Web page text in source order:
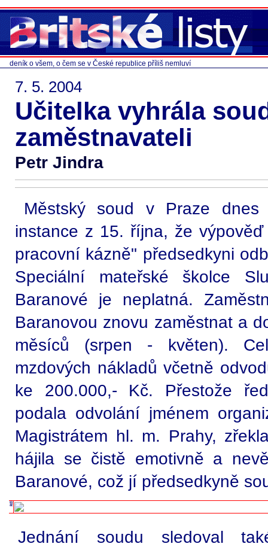
deník o všem, o čem se v České republice příliš nemluví
7. 5. 2004
Učitelka vyhrála
zaměstnavateli
Petr Jindra
Městský soud v Praze dnes
instance z 15. října, že
pracovní kázně" předsedkyni
Speciální mateřské školce
Baranové je neplatná.
Baranovou znovu zaměstnat a
měsíců (srpen - květen).
mzdových nákladů včetně
ke 200.000,- Kč. Přestože
podala odvolání jménem
Magistrátem hl. m. Prahy,
hájila se čistě emotivně a
Baranové, což jí předsedkyně
Jednání soudu sledoval